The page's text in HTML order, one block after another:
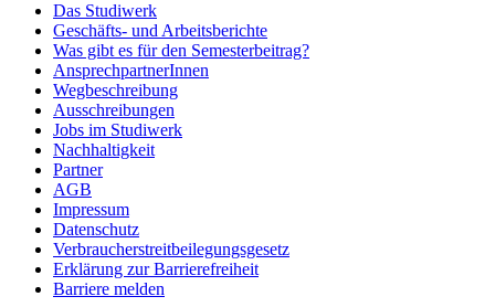
Das Studiwerk
Geschäfts- und Arbeitsberichte
Was gibt es für den Semesterbeitrag?
AnsprechpartnerInnen
Wegbeschreibung
Ausschreibungen
Jobs im Studiwerk
Nachhaltigkeit
Partner
AGB
Impressum
Datenschutz
Verbraucherstreitbeilegungsgesetz
Erklärung zur Barrierefreiheit
Barriere melden